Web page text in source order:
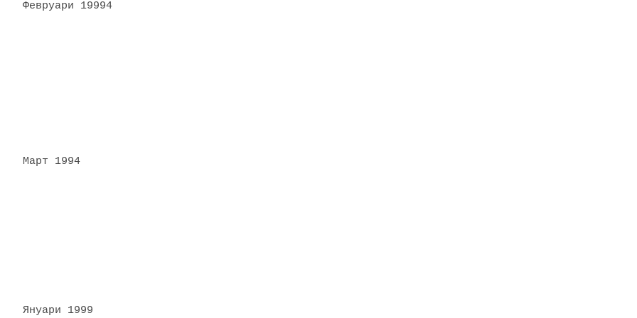
Февруари 19994
Март 1994
Януари 1999